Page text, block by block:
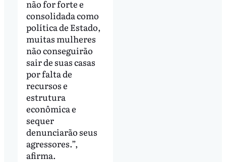
não for forte e
consolidada como
política de Estado,
muitas mulheres
não conseguirão
sair de suas casas
por falta de
recursos e
estrutura
econômica e
sequer
denunciarão seus
agressores.”,
afirma.